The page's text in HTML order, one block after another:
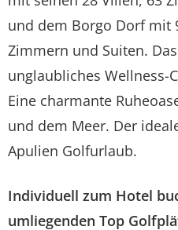
und dem Borgo Dorf mit
Zimmern und Suiten.
unglaubliches Wellness-
Eine charmante
und dem Meer. Der
Apulien Golfurlaub.
Individuell zum Hotel
umliegenden Top